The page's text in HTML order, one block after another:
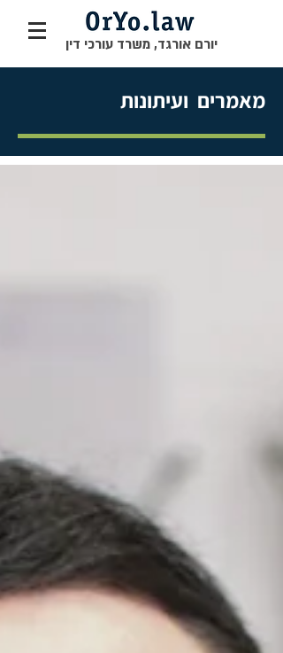
יורם אורגד, משרד עורכי דין
מאמרים ועיתונות